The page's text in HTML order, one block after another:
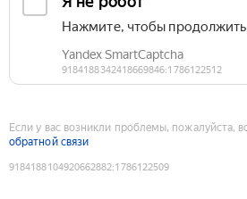
Если у вас возникли проблемы, пожалуйста,
обратной связи
9184188104920662882:1786122509